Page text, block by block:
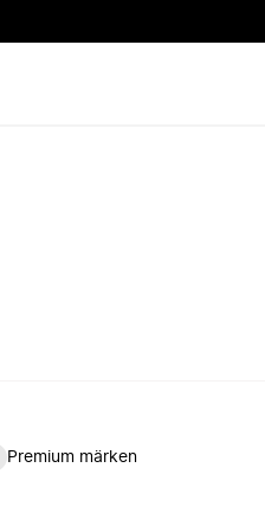
Premium märken